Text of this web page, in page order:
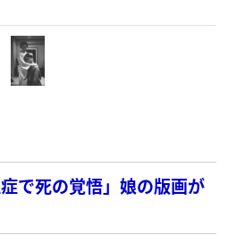
で死の覚悟」娘の版画が